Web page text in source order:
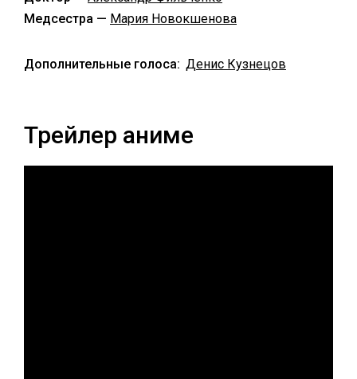
Медсестра — Мария Новокшенова
Дополнительные голоса: Денис Кузнецов
Трейлер аниме